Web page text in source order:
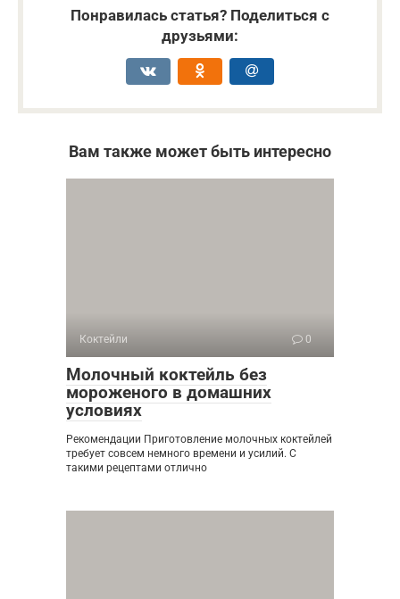
Понравилась статья? Поделиться с
друзьями:
Вам также может быть интересно
Коктейли 0
Молочный коктейль без
мороженого в домашних
условиях
Рекомендации Приготовление молочных коктейлей
требует совсем немного времени и усилий. С
такими рецептами отлично